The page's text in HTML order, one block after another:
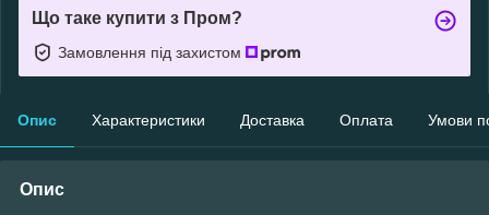
Що таке купити з Пром?
Замовлення під захистом
Опис Характеристики Доставка Оплата Умови
Опис